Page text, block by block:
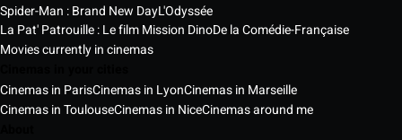
Spider-Man : Brand New DayL'Odyssée
La Pat' Patrouille : Le film Mission DinoDe la Comédie-Française
Movies currently in cinemas
Cinemas in ParisCinemas in LyonCinemas in Marseille
Cinemas in ToulouseCinemas in NiceCinemas around me